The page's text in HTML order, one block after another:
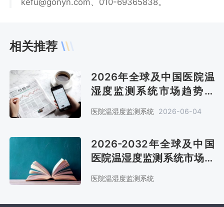
kefu@gonyn.com、010-69365838。
相关推荐
2026年全球及中国医院温
湿度监测系统市场趋势分
析：全球预计销售金额53亿
元[图]
医院温湿度监测系统 2026-06-04
2026-2032年全球及中国
医院温湿度监测系统市场全
景调查与市场供需预测报告
医院温湿度监测系统